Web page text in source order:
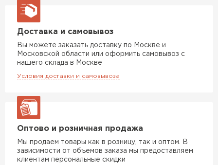
Доставка и самовывоз
Вы можете заказать доставку по Москве и
Московской области или оформить самовывоз с
нашего склада в Москве
Условия доставки и самовывоза
Оптово и розничная продажа
Мы продаем товары как в розницу, так и оптом. В
зависимости от объемов заказа мы предоставляем
клиентам персональные скидки